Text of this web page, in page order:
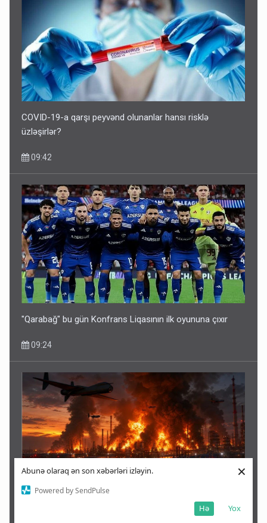
Abunə olaraq ən son xəbərləri izləyin.
Powered by SendPulse
Yox
Hə
×
COVID-19-a qarşı peyvənd olunanlar hansı risklə
üzləşirlər?
09:42
"Qarabağ" bu gün Konfrans Liqasının ilk oyununa çıxır
09:24
Rusiyanın ən böyük 5 neft emalı zavodunda biri vuruldu